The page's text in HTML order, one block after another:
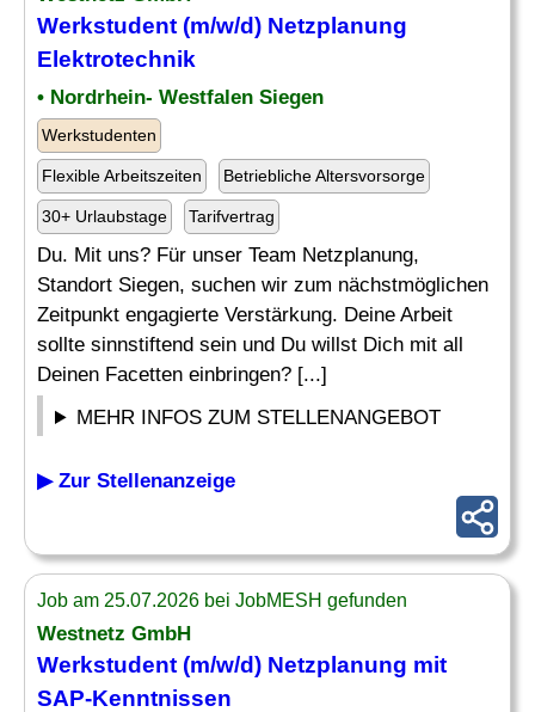
Werkstudent (m/w/d) Netzplanung
Elektrotechnik
• Nordrhein- Westfalen Siegen
Werkstudenten
Flexible Arbeitszeiten Betriebliche Altersvorsorge
30+ Urlaubstage Tarifvertrag
Du. Mit uns? Für unser Team Netzplanung,
Standort Siegen, suchen wir zum nächstmöglichen
Zeitpunkt engagierte Verstärkung. Deine Arbeit
sollte sinnstiftend sein und Du willst Dich mit all
Deinen Facetten einbringen? [...]
MEHR INFOS ZUM STELLENANGEBOT
▶ Zur Stellenanzeige
Job am 25.07.2026 bei JobMESH gefunden
Westnetz GmbH
Werkstudent (m/w/d) Netzplanung mit
SAP-Kenntnissen